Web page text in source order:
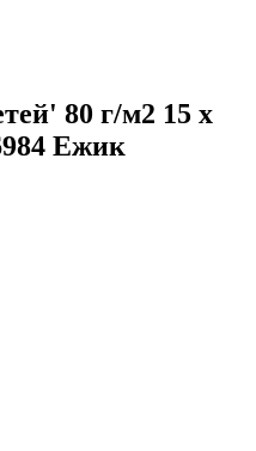
80 г/м2 15 х
Ежик